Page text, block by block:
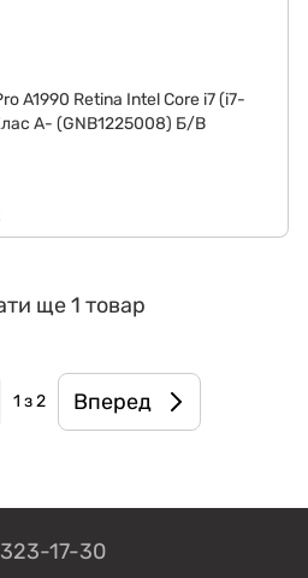
A1990 Retina Intel Core i7 (i7-
A- (GNB1225008) Б/В
ще 1 товар
1 з 2 Вперед
17-30